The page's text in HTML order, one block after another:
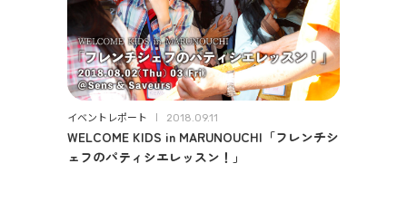
イベントレポート 2018.09.11
WELCOME KIDS in MARUNOUCHI「フレンチシ
ェフのパティシエレッスン！」